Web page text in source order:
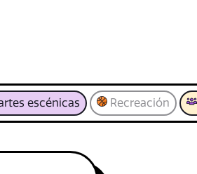
escénicas Recreación